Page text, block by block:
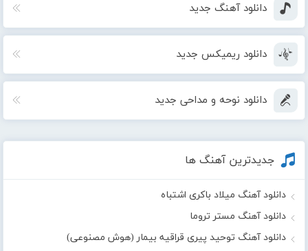
دانلود آهنگ جدید
دانلود ریمیکس جدید
دانلود نوحه و مداحی جدید
جدیدترین آهنگ ها
دانلود آهنگ میلاد باکری اشتباه
دانلود آهنگ مستر تروما
دانلود آهنگ توحید پیری قراقیه بیمار (هوش مصنوعی)